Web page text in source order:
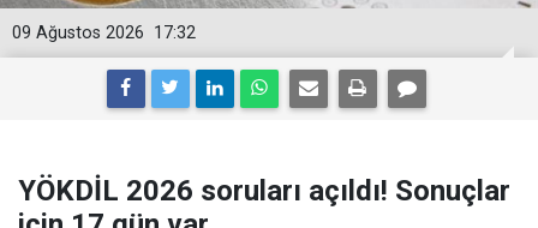
17:32
09 Ağustos 2026
YÖKDİL 2026 soruları açıldı! Sonuçlar